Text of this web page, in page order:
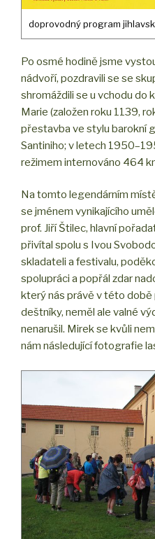
doprovodný program
Po osmé hodině jsme
nádvoří, pozdravili se se
shromáždili se u vchodu do
Marie (založen roku 1139,
přestavba ve stylu barokní
Santiniho; v letech
režimem internováno 464
Na tomto legendárním
se jménem vynikajícího
prof. Jiří Štilec, hlavní
přivítal spolu s Ivou
skladateli a festivalu,
spolupráci a popřál zdar
který nás právě v této
deštníky, neměl ale valné
nenarušil. Mirek se kvůli
nám následující fotografie